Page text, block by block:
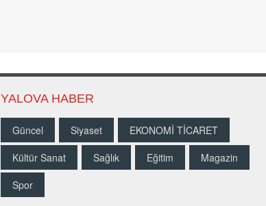
YALOVA HABER
Güncel Siyaset
EKONOMİ TİCARET
Kültür Sanat
Sağlık Eğitim
Magazin
Spor